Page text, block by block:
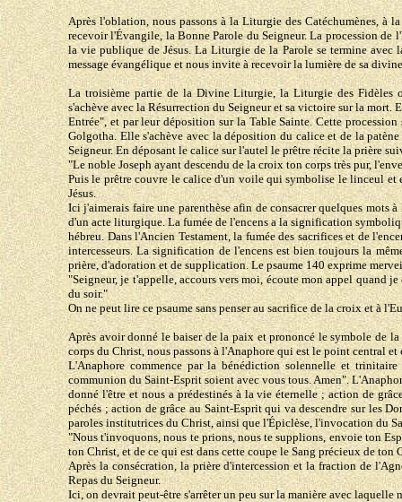
Après l'oblation, nous passons à la Liturgie des Catéchumènes,
recevoir l'Évangile, la Bonne Parole du Seigneur. La procession
la vie publique de Jésus. La Liturgie de la Parole se termine
message évangélique et nous invite à recevoir la lumière de sa
La troisième partie de la Divine Liturgie, la Liturgie des Fidèles
s'achève avec la Résurrection du Seigneur et sa victoire sur la
Entrée", et par leur déposition sur la Table Sainte. Cette
Golgotha. Elle s'achève avec la déposition du calice et de la
Seigneur. En déposant le calice sur l'autel le prêtre récite la prière
"Le noble Joseph ayant descendu de la croix ton corps très pur,
Puis le prêtre couvre le calice d'un voile qui symbolise le linceul et
Jésus.
Ici j'aimerais faire une parenthèse afin de consacrer quelques mots
d'un acte liturgique. La fumée de l'encens a la signification
hébreu. Dans l'Ancien Testament, la fumée des sacrifices et de
intercesseurs. La signification de l'encens est bien toujours la
prière, d'adoration et de supplication. Le psaume 140 exprime
"Seigneur, je t'appelle, accours vers moi, écoute mon appel quand
du soir."
On ne peut lire ce psaume sans penser au sacrifice de la croix et à
Après avoir donné le baiser de la paix et prononcé le symbole de
corps du Christ, nous passons à l'Anaphore qui est le point central
L'Anaphore commence par la bénédiction solennelle et
communion du Saint-Esprit soient avec vous tous. Amen".
donné l'être et nous a prédestinés à la vie éternelle ; action de
péchés ; action de grâce au Saint-Esprit qui va descendre sur les
paroles institutrices du Christ, ainsi que l'Épiclèse, l'invocation du
"Nous t'invoquons, nous te prions, nous te supplions, envoie ton
ton Christ, et de ce qui est dans cette coupe le Sang précieux de
Après la consécration, la prière d'intercession et la fraction de
Repas du Seigneur.
Ici, on devrait peut-être s'arrêter un peu sur la manière avec